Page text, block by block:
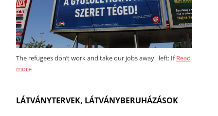
The refugees don’t work and take our jobs away left: IfRead
more
LÁTVÁNYTERVEK, LÁTVÁNYBERUHÁZÁSOK